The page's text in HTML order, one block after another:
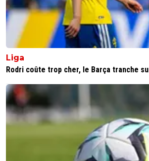
Liga
Rodri coûte trop cher, le Barça tranche